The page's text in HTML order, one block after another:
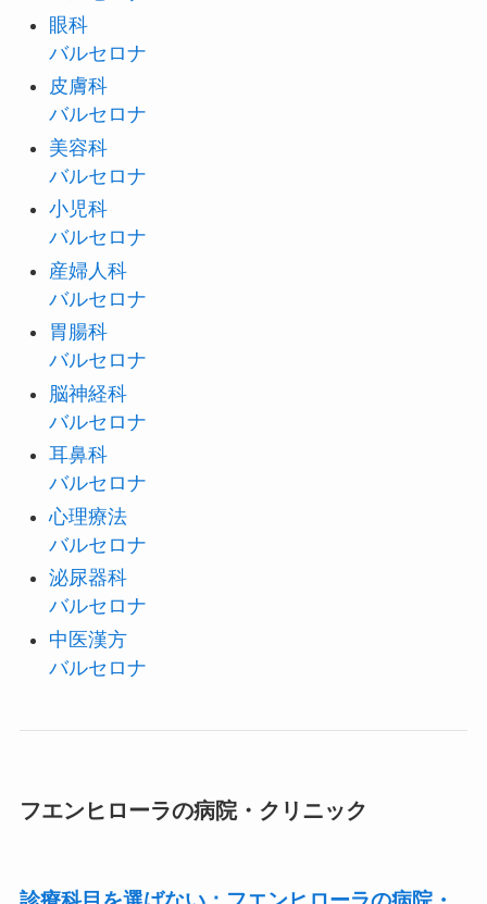
眼科
バルセロナ
皮膚科
バルセロナ
美容科
バルセロナ
小児科
バルセロナ
産婦人科
バルセロナ
胃腸科
バルセロナ
脳神経科
バルセロナ
耳鼻科
バルセロナ
心理療法
バルセロナ
泌尿器科
バルセロナ
中医漢方
バルセロナ
フエンヒローラの病院・クリニック